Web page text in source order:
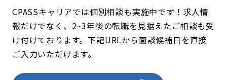
CPASSキャリアでは個別相談も実施中です！求人情
報だけでなく、2~3年後の転職を見据えたご相談も受
け付けております。下記URLから面談候補日を直接
ご入力いただけます。